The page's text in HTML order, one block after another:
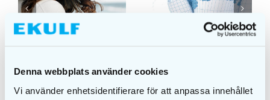
Denna webbplats använder cookies
Vi använder enhetsidentifierare för att anpassa innehållet
PURE Shine PowerFlosser